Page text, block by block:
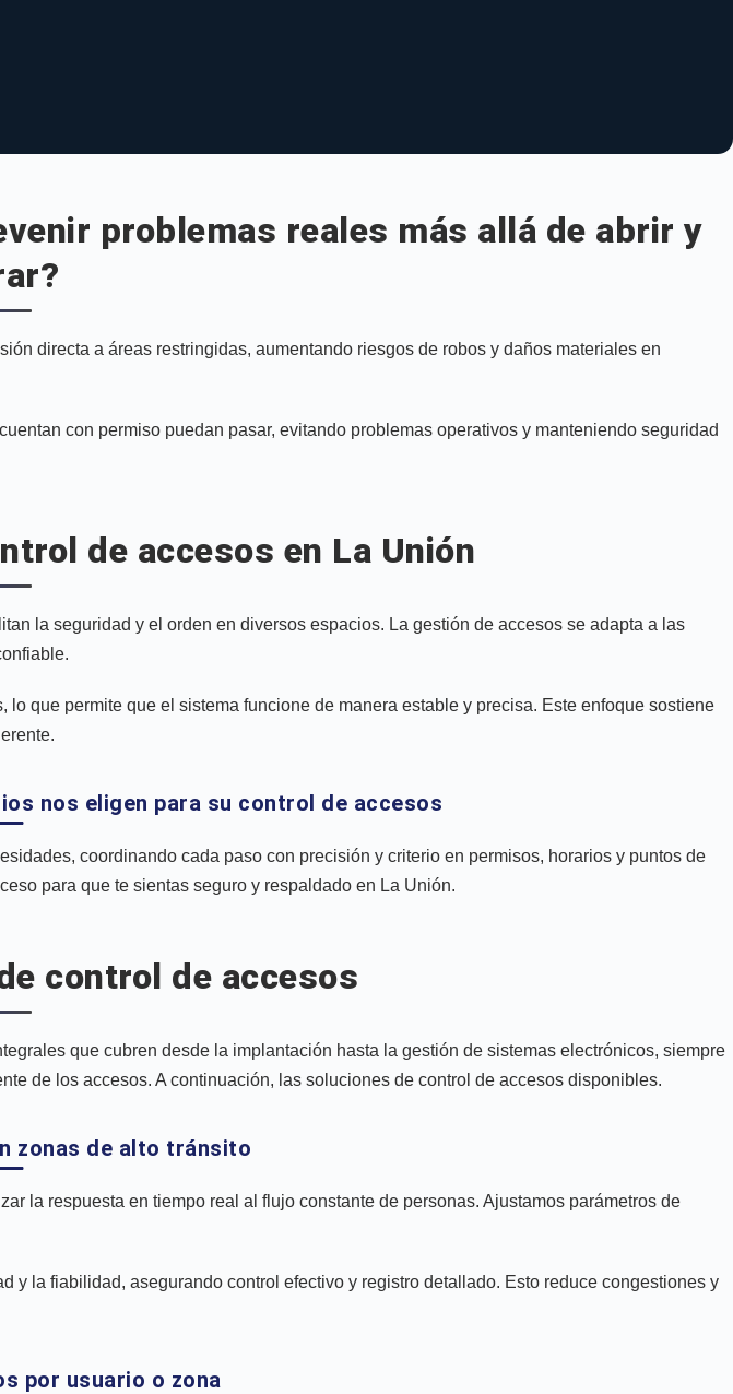
problemas reales más allá de abrir y
directa a áreas restringidas, aumentando riesgos de robos y daños materiales en
con permiso puedan pasar, evitando problemas operativos y manteniendo seguridad
de accesos en La Unión
la seguridad y el orden en diversos espacios. La gestión de accesos se adapta a las
que permite que el sistema funcione de manera estable y precisa. Este enfoque sostiene
nos eligen para su control de accesos
coordinando cada paso con precisión y criterio en permisos, horarios y puntos de
para que te sientas seguro y respaldado en La Unión.
control de accesos
que cubren desde la implantación hasta la gestión de sistemas electrónicos, siempre
de los accesos. A continuación, las soluciones de control de accesos disponibles.
zonas de alto tránsito
la respuesta en tiempo real al flujo constante de personas. Ajustamos parámetros de
y la fiabilidad, asegurando control efectivo y registro detallado. Esto reduce congestiones y
por usuario o zona